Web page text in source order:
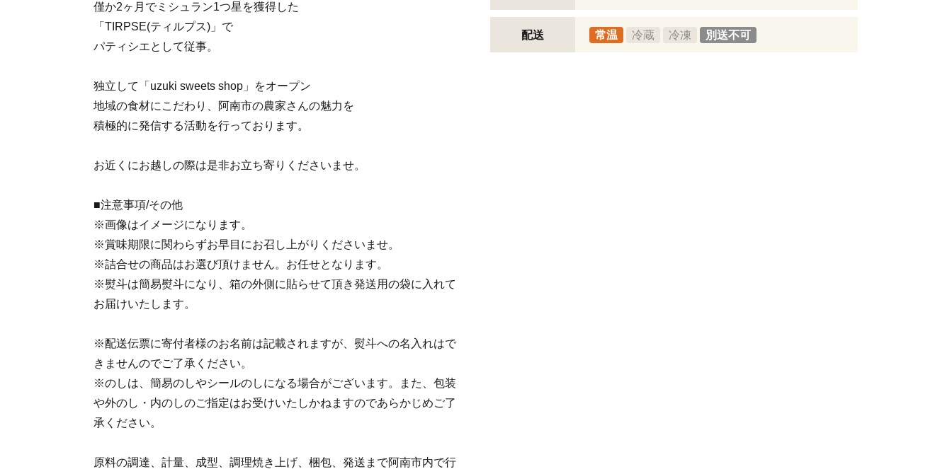
僅か2ヶ月でミシュラン1つ星を獲得した
「TIRPSE(ティルプス)」で
パティシエとして従事。
独立して「uzuki sweets shop」をオープン
地域の食材にこだわり、阿南市の農家さんの魅力を
積極的に発信する活動を行っております。
お近くにお越しの際は是非お立ち寄りくださいませ。
■注意事項/その他
※画像はイメージになります。
※賞味期限に関わらずお早目にお召し上がりくださいませ。
※詰合せの商品はお選び頂けません。お任せとなります。
※熨斗は簡易熨斗になり、箱の外側に貼らせて頂き発送用の袋に入れて
お届けいたします。
※配送伝票に寄付者様のお名前は記載されますが、熨斗への名入れはで
きませんのでご了承ください。
※のしは、簡易のしやシールのしになる場合がございます。また、包装
や外のし・内のしのご指定はお受けいたしかねますのであらかじめご了
承ください。
原料の調達、計量、成型、調理焼き上げ、梱包、発送まで阿南市内で行
配送 常温 冷蔵 冷凍 別送不可